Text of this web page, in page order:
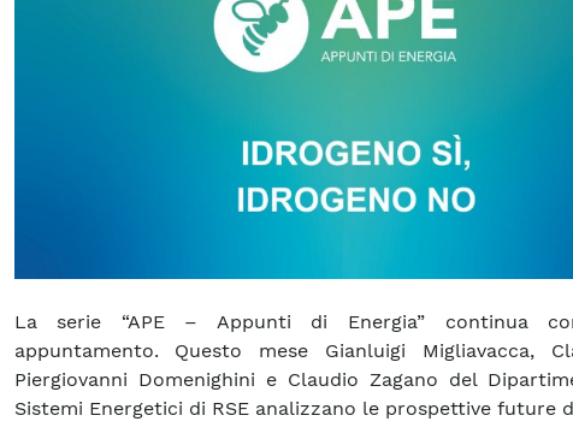
La serie “APE – Appunti di Energia” continua
appuntamento. Questo mese Gianluigi Migliavacca,
Piergiovanni Domenighini e Claudio Zagano del
Sistemi Energetici di RSE analizzano le prospettive future